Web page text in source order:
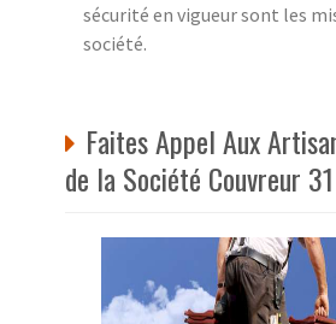
sécurité en vigueur sont les
société.
Faites Appel Aux
de la Société Couvreur 31